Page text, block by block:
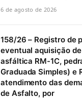
6 de agosto de 2026
158/26 – Registro de
eventual aquisição
asfáltica RM-1C,
Graduada Simples) e
atendimento das
de Asfalto, por